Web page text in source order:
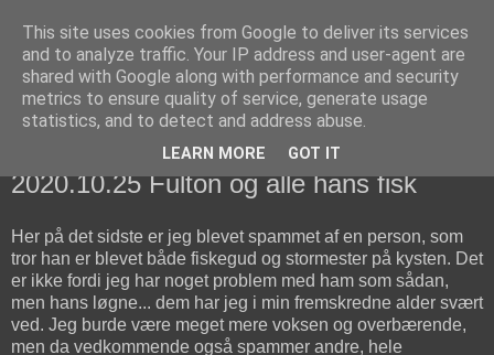
fiskedagbog.dk
Havørredfiskeri, tordenvejr og rav i (en skøn?) tre-enighed
søndag den 25. oktober 2020
2020.10.25 Fulton og alle hans fisk
Her på det sidste er jeg blevet spammet af en person, som
tror han er blevet både fiskegud og stormester på kysten. Det
er ikke fordi jeg har noget problem med ham som sådan,
men hans løgne... dem har jeg i min fremskredne alder svært
ved. Jeg burde være meget mere voksen og overbærende,
men da vedkommende også spammer andre, hele
This site uses cookies from Google to deliver its services
and to analyze traffic. Your IP address and user-agent are
shared with Google along with performance and security
metrics to ensure quality of service, generate usage
statistics, and to detect and address abuse.
LEARN MORE GOT IT